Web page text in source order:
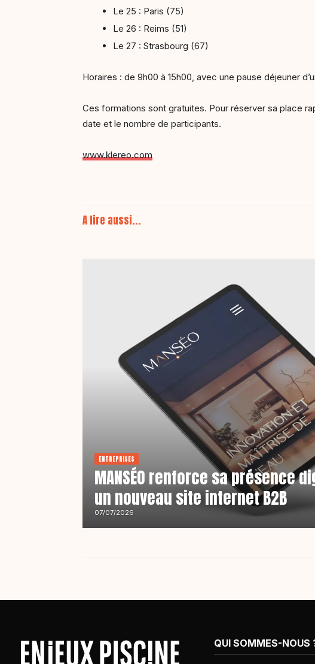
Le 25 : Paris (75)
Le 26 : Reims (51)
Le 27 : Strasbourg (67)
Horaires : de 9h00 à 15h00, avec une pause déjeuner
Ces formations sont gratuites. Pour réserver sa place
date et le nombre de participants.
www.klereo.com
A lire aussi...
ENTREPRISES
MANSÉO renforce sa présence
un nouveau site internet B2B
07/07/2026
QUI SOMMES-NOUS